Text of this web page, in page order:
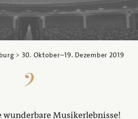
> 30. Oktober–19. Dezember 2019
wunderbare Musikerlebnisse!